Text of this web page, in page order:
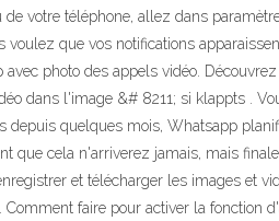
votre téléphone, allez dans
voulez que vos notifications
photo des appels vidéo.
dans l'image &# 8211; si klappts .
depuis quelques mois, Whatsapp
que cela n'arriverez jamais, mais
et télécharger les images et
faire pour activer la fonction